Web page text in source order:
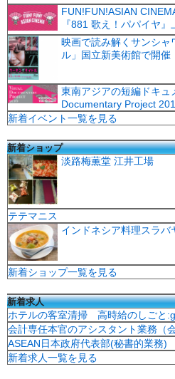
FUN!FUN!ASIAN
『881 歌え！パパイヤ』
映画で読み解くサンシャ
ル」国立新美術館で開催
東南アジアの短編ドキュ
Documentary Project
新着イベント一覧を見る
新着ショップ
淡路梅薫堂 江井工場
テテマニス
インドネシア料理スラ
新着ショップ一覧を見る
新着求人
ホテルの客室清掃 高時給のしごと
会計専任本官のアシスタント業務（
ASEAN日本政府代表部(秘書的業務)
新着求人一覧を見る